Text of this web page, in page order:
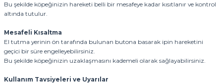
Bu şekilde köpeğinizin hareketi belli bir mesafeye kadar kısıtlanır ve kontrol
altında tutulur.
Mesafeli Kısaltma
El tutma yerinin ön tarafında bulunan butona basarak ipin hareketini
geçici bir süre engelleyebilirsiniz.
Bu şekilde köpeğinizin uzaklaşmasını kademeli olarak sağlayabilirsiniz.
Kullanım Tavsiyeleri ve Uyarılar